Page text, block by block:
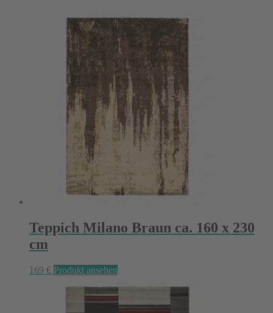
Teppich Milano Braun ca. 160 x 230
cm
169 € Produkt ansehen